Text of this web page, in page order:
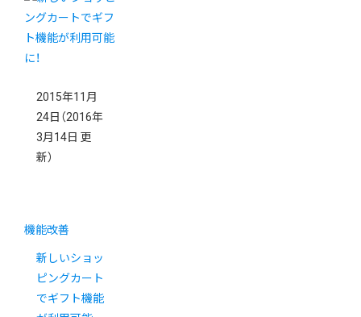
2015年11月
24日 （2016年
3月14日 更
新）
機能改善
新しいショッ
ピングカート
でギフト機能